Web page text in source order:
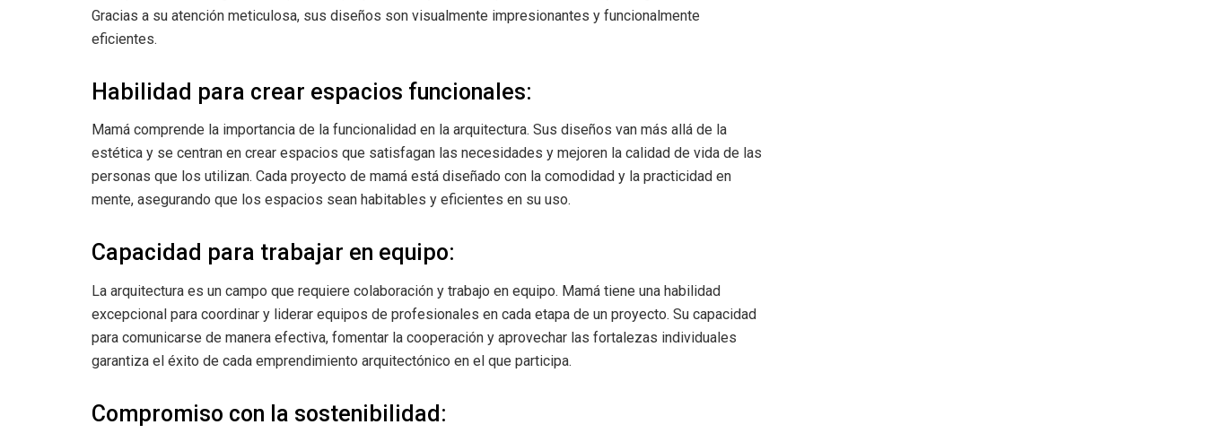
Gracias a su atención meticulosa, sus diseños son visualmente impresionantes y funcionalmente
eficientes.
Habilidad para crear espacios funcionales:
Mamá comprende la importancia de la funcionalidad en la arquitectura. Sus diseños van más allá de la
estética y se centran en crear espacios que satisfagan las necesidades y mejoren la calidad de vida de las
personas que los utilizan. Cada proyecto de mamá está diseñado con la comodidad y la practicidad en
mente, asegurando que los espacios sean habitables y eficientes en su uso.
Capacidad para trabajar en equipo:
La arquitectura es un campo que requiere colaboración y trabajo en equipo. Mamá tiene una habilidad
excepcional para coordinar y liderar equipos de profesionales en cada etapa de un proyecto. Su capacidad
para comunicarse de manera efectiva, fomentar la cooperación y aprovechar las fortalezas individuales
garantiza el éxito de cada emprendimiento arquitectónico en el que participa.
Compromiso con la sostenibilidad: